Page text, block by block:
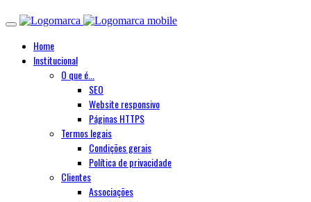
Home
Institucional
O que é...
SEO
Website responsivo
Páginas HTTPS
Termos legais
Condições gerais
Política de privacidade
Clientes
Associações